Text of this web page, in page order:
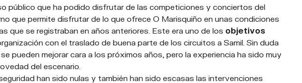
público que ha podido disfrutar de las competiciones y conciertos del
que permite disfrutar de lo que ofrece O Marisquiño en unas condiciones
que se registraban en años anteriores. Este era uno de los objetivos
con el traslado de buena parte de los circuitos a Samil. Sin duda
pueden mejorar cara a los próximos años, pero la experiencia ha sido muy
del escenario.
han sido nulas y también han sido escasas las intervenciones